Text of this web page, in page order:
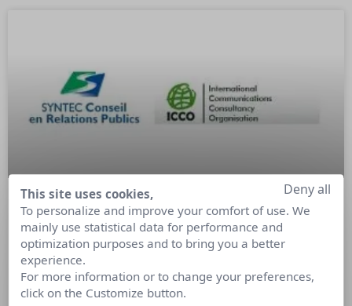
Baromètre ICCO du marché des RP:
les tendances du dernier trimestre
2012
Marché des RP 2012 : le baromètre ICCO du dernier
This site uses cookies,
To personalize and improve your comfort of use. We
mainly use statistical data for performance and
optimization purposes and to bring you a better
experience.
For more information or to change your preferences,
click on the Customize button.
Deny all